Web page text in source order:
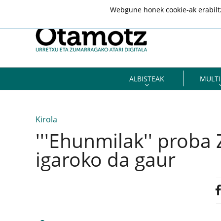
ALBISTEAK
Kirola
'''Ehunmilak'' proba
igaroko da gaur
Webgune honek cookie-ak